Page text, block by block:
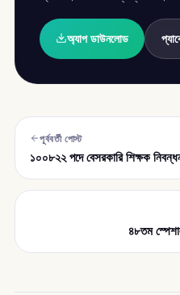
অ্যাপ ডাউনলোড
পূর্ববর্তী পোস্ট
১০০৮২২ পদে বেসরকারি শিক্ষক
৪৮তম